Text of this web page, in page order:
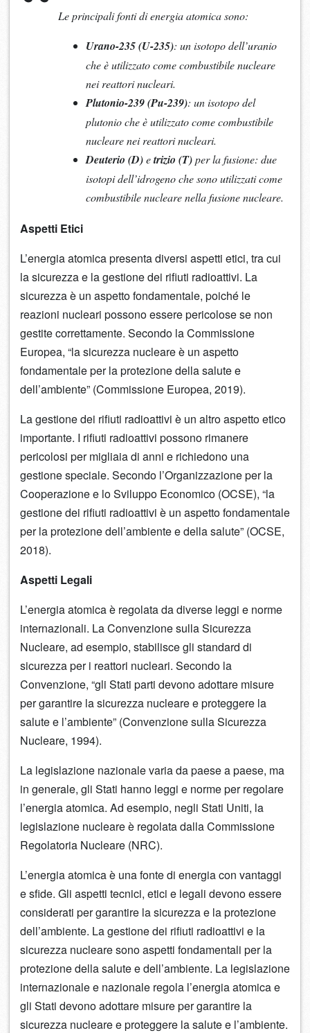
Le principali fonti di energia atomica sono:
Urano-235 (U-235): un isotopo dell’uranio
che è utilizzato come combustibile nucleare
nei reattori nucleari.
Plutonio-239 (Pu-239): un isotopo del
plutonio che è utilizzato come combustibile
nucleare nei reattori nucleari.
Deuterio (D)etrizio (T)per la fusione: due
isotopi dell’idrogeno che sono utilizzati come
combustibile nucleare nella fusione nucleare.
Aspetti Etici
L’energia atomica presenta diversi aspetti etici, tra cui
la sicurezza e la gestione dei rifiuti radioattivi. La
sicurezza è un aspetto fondamentale, poiché le
reazioni nucleari possono essere pericolose se non
gestite correttamente. Secondo la Commissione
Europea, “la sicurezza nucleare è un aspetto
fondamentale per la protezione della salute e
dell’ambiente” (Commissione Europea, 2019).
La gestione dei rifiuti radioattivi è un altro aspetto etico
importante. I rifiuti radioattivi possono rimanere
pericolosi per migliaia di anni e richiedono una
gestione speciale. Secondo l’Organizzazione per la
Cooperazione e lo Sviluppo Economico (OCSE), “la
gestione dei rifiuti radioattivi è un aspetto fondamentale
per la protezione dell’ambiente e della salute” (OCSE,
2018).
Aspetti Legali
L’energia atomica è regolata da diverse leggi e norme
internazionali. La Convenzione sulla Sicurezza
Nucleare, ad esempio, stabilisce gli standard di
sicurezza per i reattori nucleari. Secondo la
Convenzione, “gli Stati parti devono adottare misure
per garantire la sicurezza nucleare e proteggere la
salute e l’ambiente” (Convenzione sulla Sicurezza
Nucleare, 1994).
La legislazione nazionale varia da paese a paese, ma
in generale, gli Stati hanno leggi e norme per regolare
l’energia atomica. Ad esempio, negli Stati Uniti, la
legislazione nucleare è regolata dalla Commissione
Regolatoria Nucleare (NRC).
L’energia atomica è una fonte di energia con vantaggi
e sfide. Gli aspetti tecnici, etici e legali devono essere
considerati per garantire la sicurezza e la protezione
dell’ambiente. La gestione dei rifiuti radioattivi e la
sicurezza nucleare sono aspetti fondamentali per la
protezione della salute e dell’ambiente. La legislazione
internazionale e nazionale regola l’energia atomica e
gli Stati devono adottare misure per garantire la
sicurezza nucleare e proteggere la salute e l’ambiente.